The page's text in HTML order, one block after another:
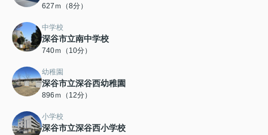
627ｍ（8分）
中学校
深谷市立南中学校
740ｍ（10分）
幼稚園
深谷市立深谷西幼稚園
896ｍ（12分）
小学校
深谷市立深谷西小学校